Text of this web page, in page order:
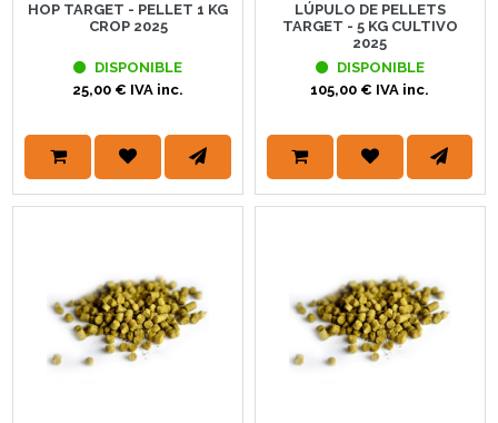
HOP TARGET - PELLET 1 KG
CROP 2025
DISPONIBLE
25,00 € IVA inc.
LÚPULO DE PELLETS
TARGET - 5 KG CULTIVO
2025
DISPONIBLE
105,00 € IVA inc.